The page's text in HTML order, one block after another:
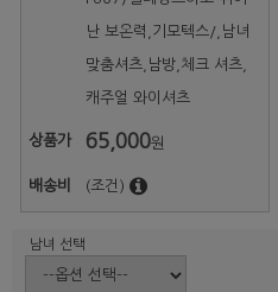
난 보온력,기모텍스/,남녀
맞춤셔츠,남방,체크 셔츠,
캐주얼 와이셔츠
상품가 65,000원
배송비 (조건)
남녀 선택